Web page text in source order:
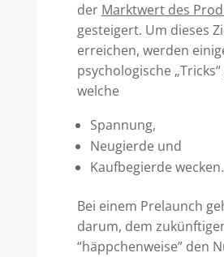
der Marktwert des
gesteigert. Um dieses
erreichen, werden
psychologische
welche
Spannung,
Neugierde und
Kaufbegierde wecken.
Bei einem Prelaunch
darum, dem
“häppchenweise” den